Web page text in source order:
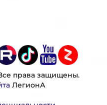
права защищены.
ЛегионА